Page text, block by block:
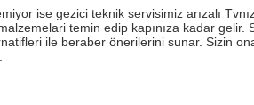
ise gezici teknik servisimiz arızalı
temin edip kapınıza kadar gelir.
ile beraber önerilerini sunar. Sizin